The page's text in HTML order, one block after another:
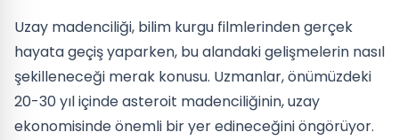
Uzay madenciliği, bilim kurgu filmlerinden gerçek
hayata geçiş yaparken, bu alandaki gelişmelerin nasıl
şekilleneceği merak konusu. Uzmanlar, önümüzdeki
20-30 yıl içinde asteroit madenciliğinin, uzay
ekonomisinde önemli bir yer edineceğini öngörüyor.